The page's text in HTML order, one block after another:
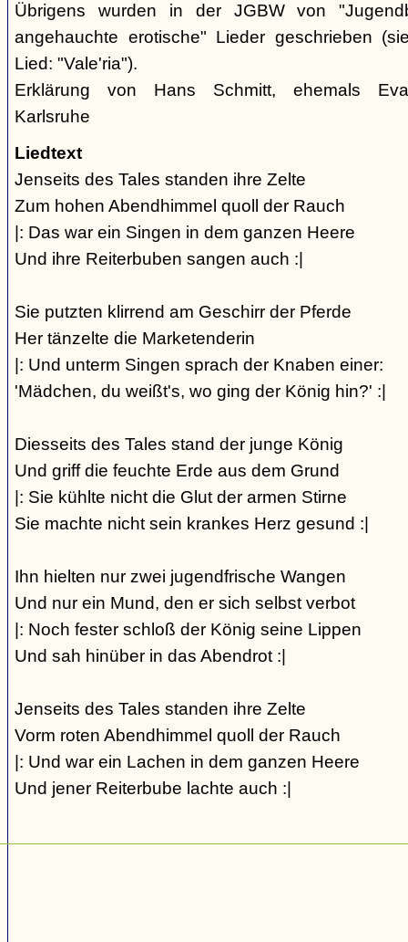
Übrigens wurden in der JGBW von
angehauchte erotische" Lieder geschrieben
Lied: "Vale'ria").
Erklärung von Hans Schmitt, ehemals
Karlsruhe
Liedtext
Jenseits des Tales standen ihre Zelte
Zum hohen Abendhimmel quoll der Rauch
|: Das war ein Singen in dem ganzen Heere
Und ihre Reiterbuben sangen auch :|
Sie putzten klirrend am Geschirr der Pferde
Her tänzelte die Marketenderin
|: Und unterm Singen sprach der Knaben einer:
'Mädchen, du weißt's, wo ging der König hin?' :|
Diesseits des Tales stand der junge König
Und griff die feuchte Erde aus dem Grund
|: Sie kühlte nicht die Glut der armen Stirne
Sie machte nicht sein krankes Herz gesund :|
Ihn hielten nur zwei jugendfrische Wangen
Und nur ein Mund, den er sich selbst verbot
|: Noch fester schloß der König seine Lippen
Und sah hinüber in das Abendrot :|
Jenseits des Tales standen ihre Zelte
Vorm roten Abendhimmel quoll der Rauch
|: Und war ein Lachen in dem ganzen Heere
Und jener Reiterbube lachte auch :|